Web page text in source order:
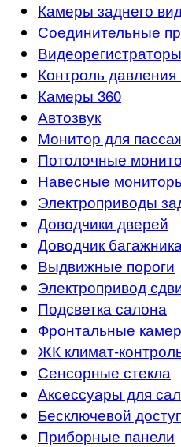
Камеры заднего
Соединительные
Видеорегистраторы
Контроль
Камеры 360
Автозвук
Монитор для
Потолочные
Навесные
Электроприводы
Доводчики дверей
Доводчик багажника
Выдвижные пороги
Электропривод
Подсветка салона
Фронтальные
ЖК климат-
Сенсорные стекла
Аксессуары для
Бесключевой
Приборные панели